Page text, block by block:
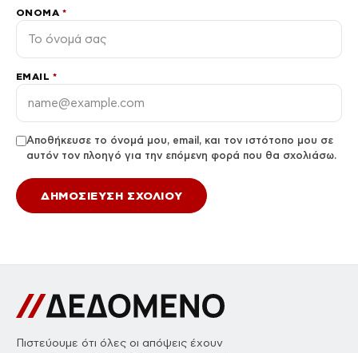
ΌΝΟΜΑ *
EMAIL *
Αποθήκευσε το όνομά μου, email, και τον ιστότοπο μου σε
αυτόν τον πλοηγό για την επόμενη φορά που θα σχολιάσω.
Πιστεύουμε ότι όλες οι απόψεις έχουν